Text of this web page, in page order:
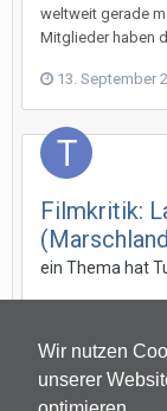
Wir nutzen
unserer
weltweit gerade
Mitglieder haben
13. September
Filmkritik:
ein Thema hat
Ein spanischer
eher ein Film für
Schauspieler,
schon kurz
nicht. Er ist eher